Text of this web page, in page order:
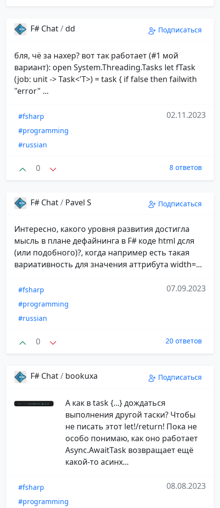
F# Chat/dd Подписаться
бля, чё за нахер? вот так работает (#1 мой
вариант): open System.Threading.Tasks let fTask
(job: unit -> Task<'T>) = task { if false then failwith
"error" ...
#fsharp
#programming
#russian
02.11.2023
0 8 ответов
F# Chat/ Pavel S Подписаться
Интересно, какого уровня развития достигла
мысль в плане дефайнинга в F# коде html дсля
(или подобного)?, когда например есть такая
вариативность для значения аттрибута width=...
#fsharp
#programming
#russian
07.09.2023
0 20 ответов
F# Chat/ bookuxa Подписаться
А как в task {...} дождаться
выполнения другой таски? Чтобы
не писать этот let!/return! Пока не
особо понимаю, как оно работает
Async.AwaitTask возвращает ещё
какой-то асинх...
#fsharp
#programming
08.08.2023